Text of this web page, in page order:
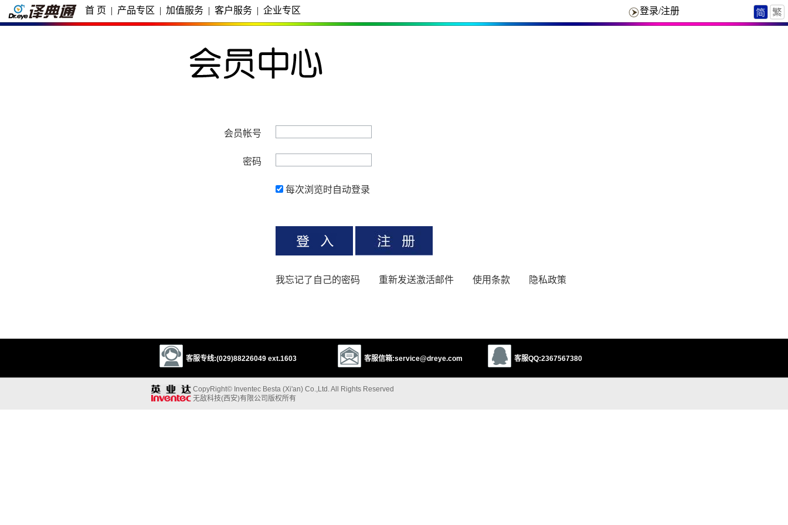
首 页 | 产品专区 | 加值服务 | 客户服务 | 企业专区 登录/注册
会员帐号
密码
每次浏览时自动登录
我忘记了自己的密码 重新发送激活邮件 使用条款 隐私政策
客服专线:(029)88226049 ext.1603 客服信箱:service@dreye.com 客服QQ:2367567380
CopyRight© Inventec Besta (Xi'an) Co.,Ltd. All Rights Reserved
无敌科技(西安)有限公司版权所有